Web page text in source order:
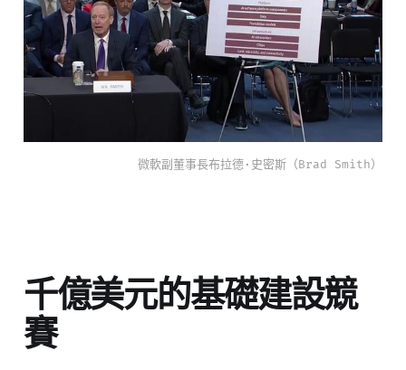
微軟副董事長布拉德·史密斯（Brad Smith）
千億美元的基礎建設競
賽